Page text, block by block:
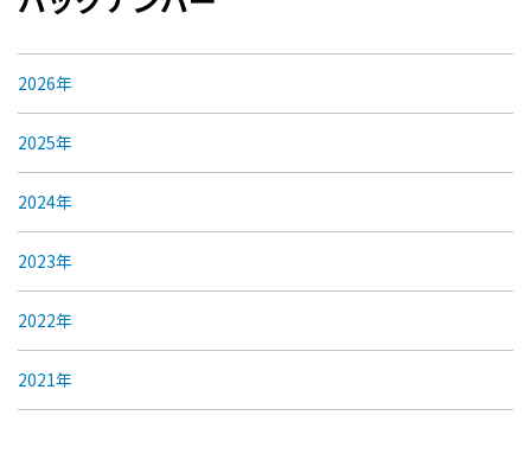
2026年
2025年
2024年
2023年
2022年
2021年